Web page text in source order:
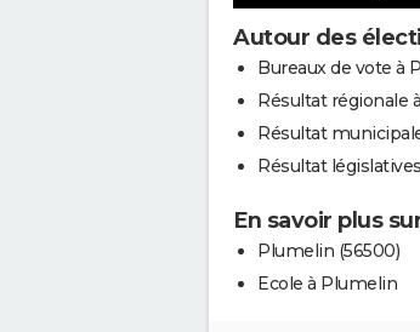
Autour des
Bureaux de vote à
Résultat régionale
Résultat
Résultat
En savoir plus
Plumelin (56500)
Ecole à Plumelin